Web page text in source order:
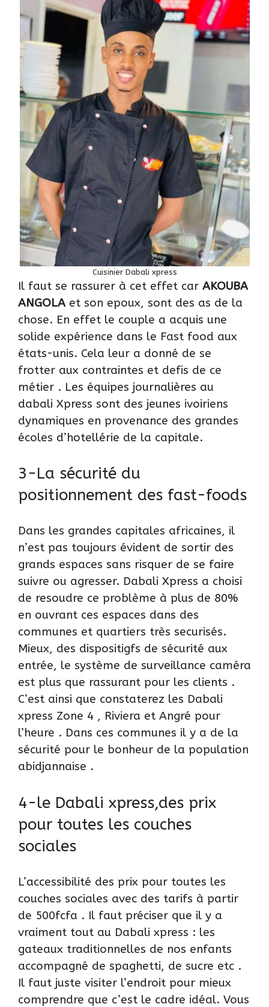
Cuisinier Dabali xpress
Il faut se rassurer à cet effet car AKOUBA
ANGOLAet son epoux, sont des as de la
chose. En effet le couple a acquis une
solide expérience dans le Fast food aux
états-unis. Cela leur a donné de se
frotter aux contraintes et defis de ce
métier . Les équipes journalières au
dabali Xpress sont des jeunes ivoiriens
dynamiques en provenance des grandes
écoles d’hotellérie de la capitale.
3-La sécurité du
positionnement des fast-foods
Dans les grandes capitales africaines, il
n’est pas toujours évident de sortir des
grands espaces sans risquer de se faire
suivre ou agresser. Dabali Xpress a choisi
de resoudre ce problème à plus de 80%
en ouvrant ces espaces dans des
communes et quartiers très securisés.
Mieux, des dispositigfs de sécurité aux
entrée, le système de surveillance caméra
est plus que rassurant pour les clients .
C’est ainsi que constaterez les Dabali
xpress Zone 4 , Riviera et Angré pour
l’heure . Dans ces communes il y a de la
sécurité pour le bonheur de la population
abidjannaise .
4-le Dabali xpress,des prix
pour toutes les couches
sociales
L’accessibilité des prix pour toutes les
couches sociales avec des tarifs à partir
de 500fcfa . Il faut préciser que il y a
vraiment tout au Dabali xpress : les
gateaux traditionnelles de nos enfants
accompagné de spaghetti, de sucre etc .
Il faut juste visiter l’endroit pour mieux
comprendre que c’est le cadre idéal. Vous